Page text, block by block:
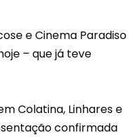
e Cinema Paradiso
– que já teve
Colatina, Linhares e
confirmada